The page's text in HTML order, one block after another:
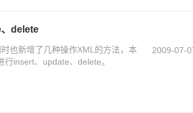
delete
也新增了几种操作XML的方法，本
insert、update、delete。
2009-07-